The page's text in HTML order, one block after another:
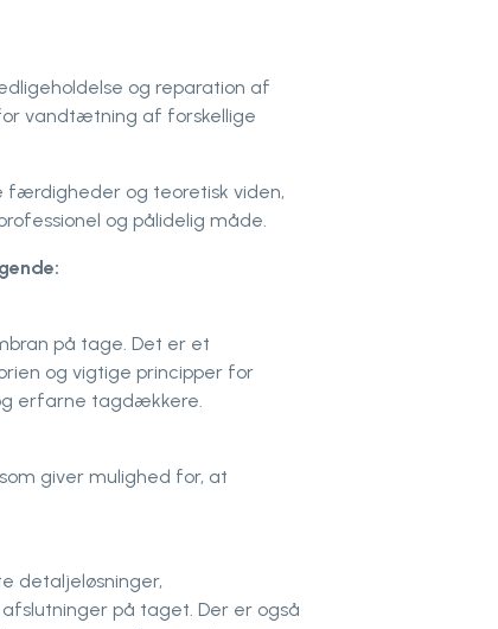
og reparation af
vandtætning af forskellige
færdigheder og teoretisk viden,
og pålidelig måde.
på tage. Det er et
og vigtige principper for
erfarne tagdækkere.
giver mulighed for, at
detaljeløsninger,
på taget. Der er også